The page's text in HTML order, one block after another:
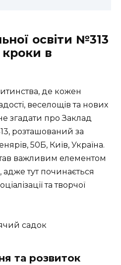
освіти №313
кроки в
де кожен
веселощів та нових
згадати про Заклад
розташований за
50Б, Київ, Україна.
важливим елементом
тут починається
та творчої
та розвиток